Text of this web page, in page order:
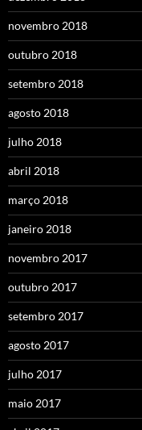
novembro 2018
outubro 2018
setembro 2018
agosto 2018
julho 2018
abril 2018
março 2018
janeiro 2018
novembro 2017
outubro 2017
setembro 2017
agosto 2017
julho 2017
maio 2017